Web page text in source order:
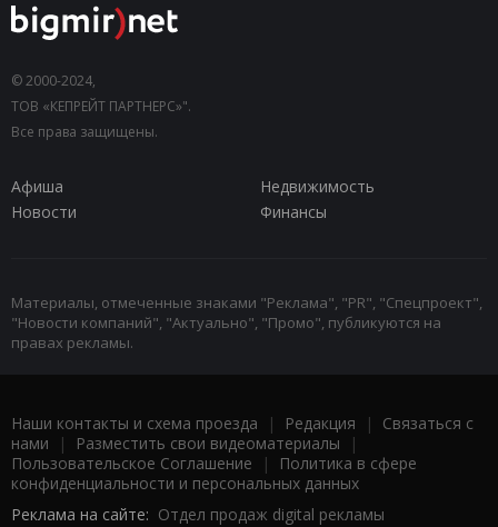
© 2000-2024,
ТОВ «КЕПРЕЙТ ПАРТНЕРС»".
Все права защищены.
Афиша
Недвижимость
Новости
Финансы
Материалы, отмеченные знаками "Реклама", "PR", "Спецпроект",
"Новости компаний", "Актуально", "Промо", публикуются на
правах рекламы.
Наши контакты и схема проезда | Редакция | Связаться с
нами | Разместить свои видеоматериалы |
Пользовательское Соглашение |
Политика в сфере
конфиденциальности и персональных данных
Реклама на сайте: Отдел продаж digital рекламы